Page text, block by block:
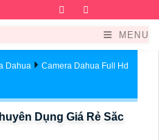
Facebook
MENU
Dahua
Camera Dahua Full Hd
Dụng Giá Rẻ Săc